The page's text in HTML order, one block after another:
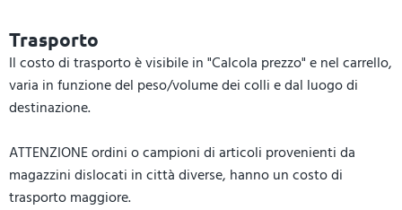
Trasporto
Il costo di trasporto è visibile in "Calcola prezzo" e nel carrello,
varia in funzione del peso/volume dei colli e dal luogo di
destinazione.
ATTENZIONE ordini o campioni di articoli provenienti da
magazzini dislocati in città diverse, hanno un costo di
trasporto maggiore.